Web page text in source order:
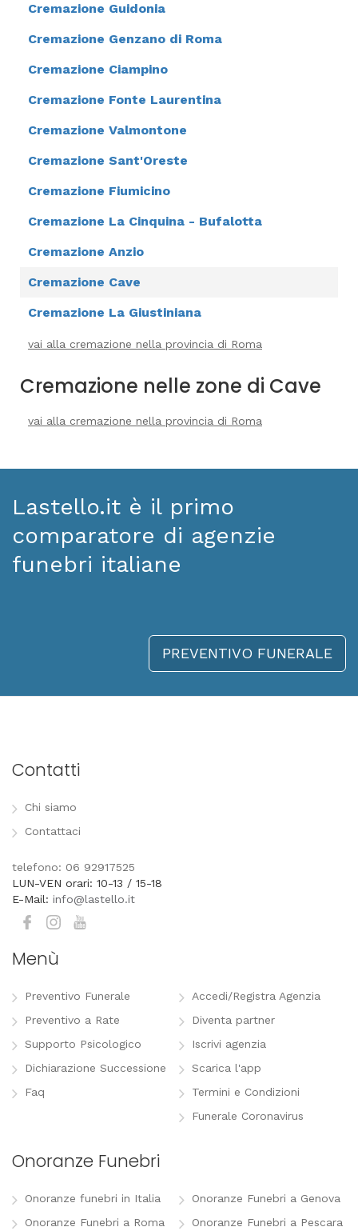
Cremazione Guidonia
Cremazione Genzano di Roma
Cremazione Ciampino
Cremazione Fonte Laurentina
Cremazione Valmontone
Cremazione Sant'Oreste
Cremazione Fiumicino
Cremazione La Cinquina - Bufalotta
Cremazione Anzio
Cremazione Cave
Cremazione La Giustiniana
vai alla cremazione nella provincia di Roma
Cremazione nelle zone di Cave
vai alla cremazione nella provincia di Roma
Lastello.it è il primo
comparatore di agenzie
funebri italiane
PREVENTIVO FUNERALE
Contatti
Chi siamo
Contattaci
telefono: 06 92917525
LUN-VEN orari: 10-13 / 15-18
E-Mail: info@lastello.it
Menù
Preventivo Funerale
Preventivo a Rate
Supporto Psicologico
Dichiarazione Successione
Faq
Accedi/Registra Agenzia
Diventa partner
Iscrivi agenzia
Scarica l'app
Termini e Condizioni
Funerale Coronavirus
Onoranze Funebri
Onoranze funebri in Italia
Onoranze Funebri a Roma
Onoranze Funebri a Genova
Onoranze Funebri a Pescara